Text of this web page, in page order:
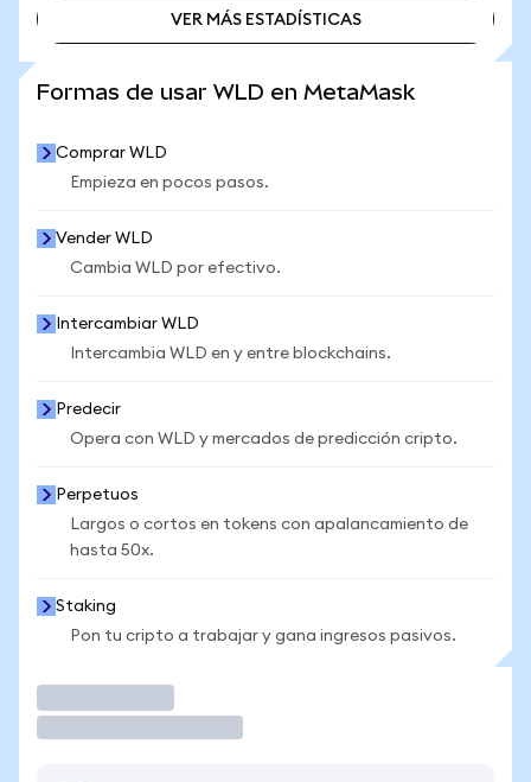
VER MÁS ESTADÍSTICAS
Formas de usar WLD en MetaMask
Comprar WLD
Empieza en pocos pasos.
Vender WLD
Cambia WLD por efectivo.
Intercambiar WLD
Intercambia WLD en y entre blockchains.
Predecir
Opera con WLD y mercados de predicción cripto.
Perpetuos
Largos o cortos en tokens con apalancamiento de
hasta 50x.
Staking
Pon tu cripto a trabajar y gana ingresos pasivos.